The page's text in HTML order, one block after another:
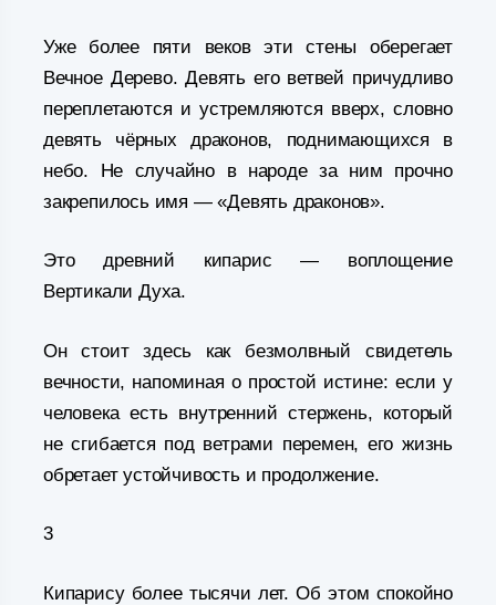
Уже более пяти веков эти стены оберегает
Вечное Дерево. Девять его ветвей причудливо
переплетаются и устремляются вверх, словно
девять чёрных драконов, поднимающихся в
небо. Не случайно в народе за ним прочно
закрепилось имя — «Девять драконов».
Это древний кипарис — воплощение
Вертикали Духа.
Он стоит здесь как безмолвный свидетель
вечности, напоминая о простой истине: если у
человека есть внутренний стержень, который
не сгибается под ветрами перемен, его жизнь
обретает устойчивость и продолжение.
3
Кипарису более тысячи лет. Об этом спокойно